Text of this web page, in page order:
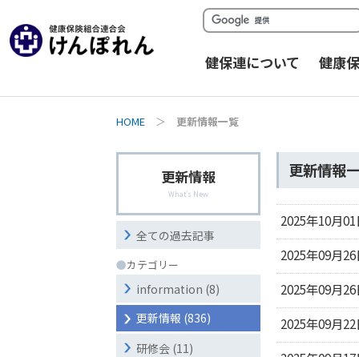
健保連について 健康
HOME ＞ 更新情報一覧
更新情報
2025年10月
2025年09月
2025年09月
2025年09月
更新情報
What's New
全ての過去記事
●カテゴリー
information (8)
更新情報 (836)
研修会 (11)